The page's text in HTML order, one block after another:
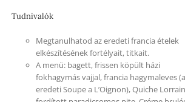
Tudnivalók
Megtanulhatod az eredeti francia ételek
elkészítésének fortélyait, titkait.
A menü: bagett, frissen köpült házi
fokhagymás vajjal, francia hagymaleves
eredeti Soupe a L’Oignon), Quiche